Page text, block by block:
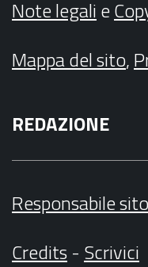
Note legalie
Mappa del sito,
REDAZIONE
Responsabile sito
Credits- Scrivici